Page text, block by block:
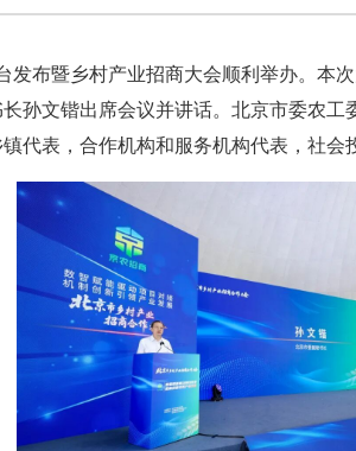
布暨乡村产业招商大会顺利举办。本
孙文锴出席会议并讲话。北京市委农
代表，合作机构和服务机构代表，社会